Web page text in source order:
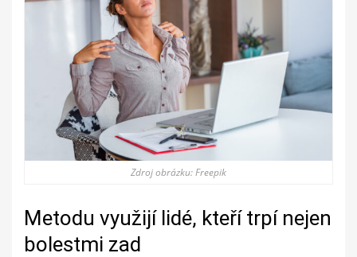
Zdroj obrázku: Freepik
Metodu využijí lidé, kteří trpí nejen
bolestmi zad